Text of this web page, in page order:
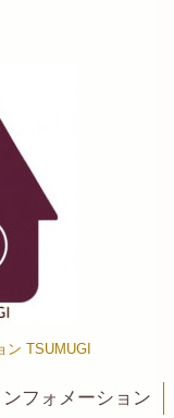
ン TSUMUGI
ンフォメーション